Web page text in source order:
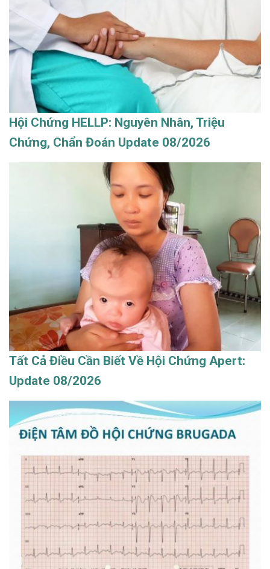
Hội Chứng HELLP: Nguyên Nhân, Triệu
Chứng, Chẩn Đoán Update 08/2026
Tất Cả Điều Cần Biết Về Hội Chứng Apert:
Update 08/2026